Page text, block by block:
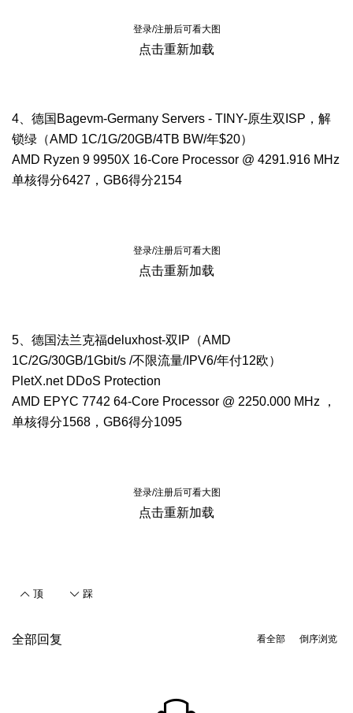
登录/注册后可看大图
点击重新加载
4、德国Bagevm-Germany Servers - TINY-原生双ISP，解
锁绿（AMD 1C/1G/20GB/4TB BW/年$20）
AMD Ryzen 9 9950X 16-Core Processor @ 4291.916 MHz
单核得分6427，GB6得分2154
登录/注册后可看大图
点击重新加载
5、德国法兰克福deluxhost-双IP（AMD
1C/2G/30GB/1Gbit/s /不限流量/IPV6/年付12欧）
PletX.net DDoS Protection
AMD EPYC 7742 64-Core Processor @ 2250.000 MHz ，
单核得分1568，GB6得分1095
登录/注册后可看大图
点击重新加载
顶 踩
倒序浏览
看全部
全部回复